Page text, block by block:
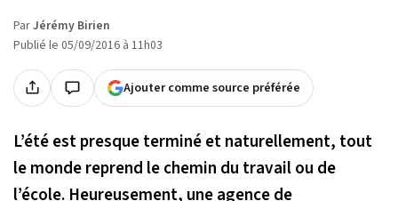
ParJérémy Birien
Publié le 05/09/2016 à 11h03
Ajouter comme source préférée
L’été est presque terminé et naturellement, tout
le monde reprend le chemin du travail ou de
l’école. Heureusement, une agence de